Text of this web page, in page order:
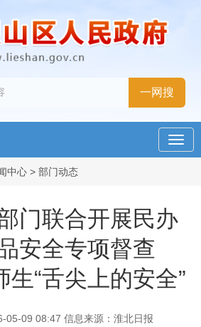
中心 > 部门动态
门联合开展民办
安全专项督查
生“舌尖上的安全”
05-09 08:47 信息来源：淮北日报